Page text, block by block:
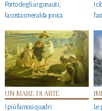
Porto degli argonauti,
la costa smeralda jonica
I
UN MARE DI ARTE
I più famosi quadri
Le